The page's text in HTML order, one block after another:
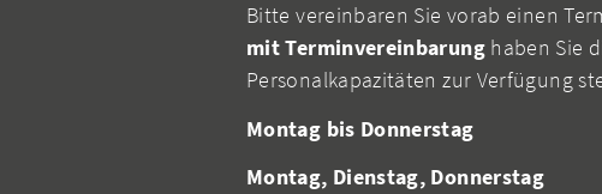
Bitte vereinbaren Sie vorab einen
mit Terminvereinbarunghaben Sie
Personalkapazitäten zur Verfügung
Montag bis Donnerstag
Montag, Dienstag, Donnerstag